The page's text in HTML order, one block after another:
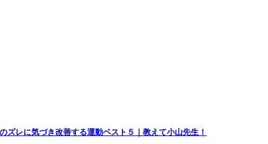
レに気づき改善する運動ベスト５｜教えて小山先生！